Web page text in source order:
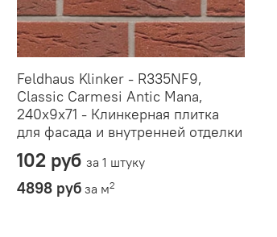
Feldhaus Klinker - R335NF9,
Classic Carmesi Antic Mana,
240x9x71 - Клинкерная плитка
для фасада и внутренней отделки
102 рубза 1 штуку
4898 руб за м2